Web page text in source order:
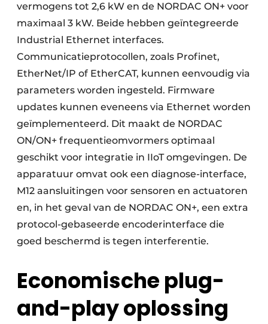
vermogens tot 2,6 kW en de NORDAC ON+ voor
maximaal 3 kW. Beide hebben geïntegreerde
Industrial Ethernet interfaces.
Communicatieprotocollen, zoals Profinet,
EtherNet/IP of EtherCAT, kunnen eenvoudig via
parameters worden ingesteld. Firmware
updates kunnen eveneens via Ethernet worden
geïmplementeerd. Dit maakt de NORDAC
ON/ON+ frequentieomvormers optimaal
geschikt voor integratie in IIoT omgevingen. De
apparatuur omvat ook een diagnose-interface,
M12 aansluitingen voor sensoren en actuatoren
en, in het geval van de NORDAC ON+, een extra
protocol-gebaseerde encoderinterface die
goed beschermd is tegen interferentie.
Economische plug-
and-play oplossing